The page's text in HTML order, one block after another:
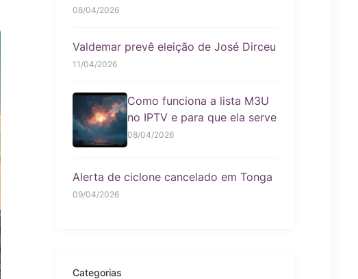
08/04/2026
Valdemar prevê eleição de José Dirceu
11/04/2026
Como funciona a lista M3U
no IPTV e para que ela serve
08/04/2026
Alerta de ciclone cancelado em Tonga
09/04/2026
Categorias